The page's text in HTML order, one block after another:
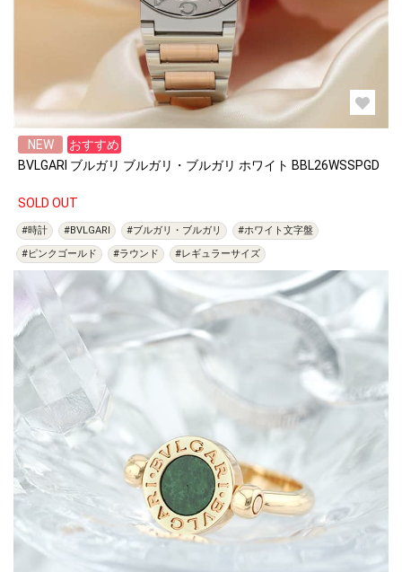
NEW
おすすめ
BVLGARI ブルガリ ブルガリ・ブルガリ ホワイト BBL26WSSPGD
SOLD OUT
#時計 #BVLGARI #ブルガリ・ブルガリ
#ホワイト文字盤
#ピンクゴールド
#ラウンド #レギュラーサイズ